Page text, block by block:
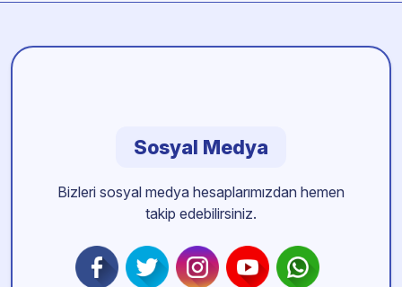
Sosyal Medya
Bizleri sosyal medya hesaplarımızdan hemen
takip edebilirsiniz.